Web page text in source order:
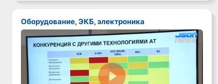
Оборудование, ЭКБ, электроника